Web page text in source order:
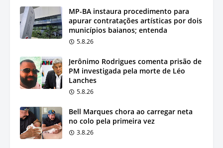
MP-BA instaura procedimento para
apurar contratações artísticas por dois
municípios baianos; entenda
5.8.26
Jerônimo Rodrigues comenta prisão de
PM investigada pela morte de Léo
Lanches
5.8.26
Bell Marques chora ao carregar neta
no colo pela primeira vez
3.8.26